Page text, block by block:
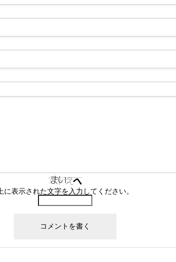
上に表示された文字を入力してください。